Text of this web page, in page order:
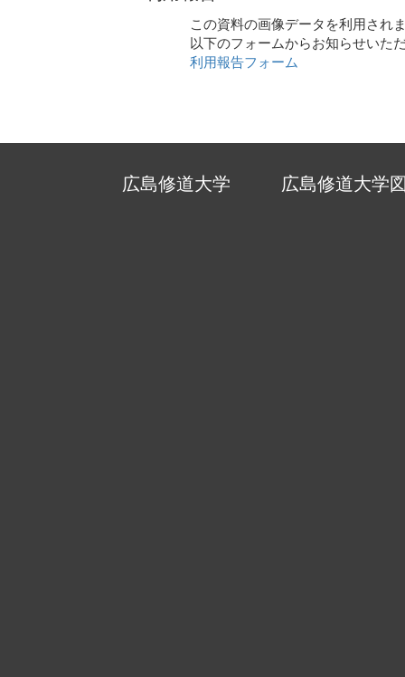
この資料の画像データを利用され
以下のフォームからお知らせいた
利用報告フォーム
広島修道大学 広島修道大学